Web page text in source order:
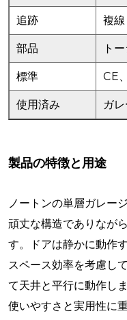
追跡 複
部品 ト
標準 CE
使用済み ガ
製品の特徴と用途
ノートンの単層ガレー
頑丈な構造でありなが
す。ドアは静かに動作
スペース効率を考慮し
て天井と平行に動作し
使いやすさと実用性に